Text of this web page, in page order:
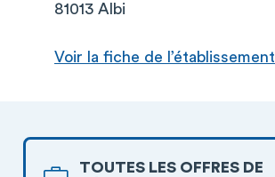
81013 Albi
Voir la fiche de l’établissement
TOUTES LES OFFRES DE